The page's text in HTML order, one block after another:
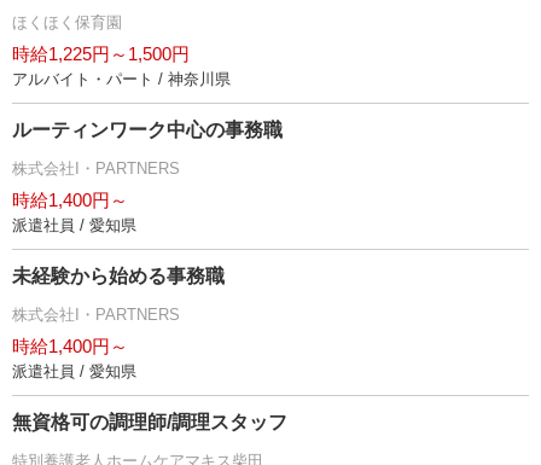
ほくほく保育園
時給1,225円～1,500円
アルバイト・パート / 神奈川県
ルーティンワーク中心の事務職
株式会社I・PARTNERS
時給1,400円～
派遣社員 / 愛知県
未経験から始める事務職
株式会社I・PARTNERS
時給1,400円～
派遣社員 / 愛知県
無資格可の調理師/調理スタッフ
特別養護老人ホームケアマキス柴田